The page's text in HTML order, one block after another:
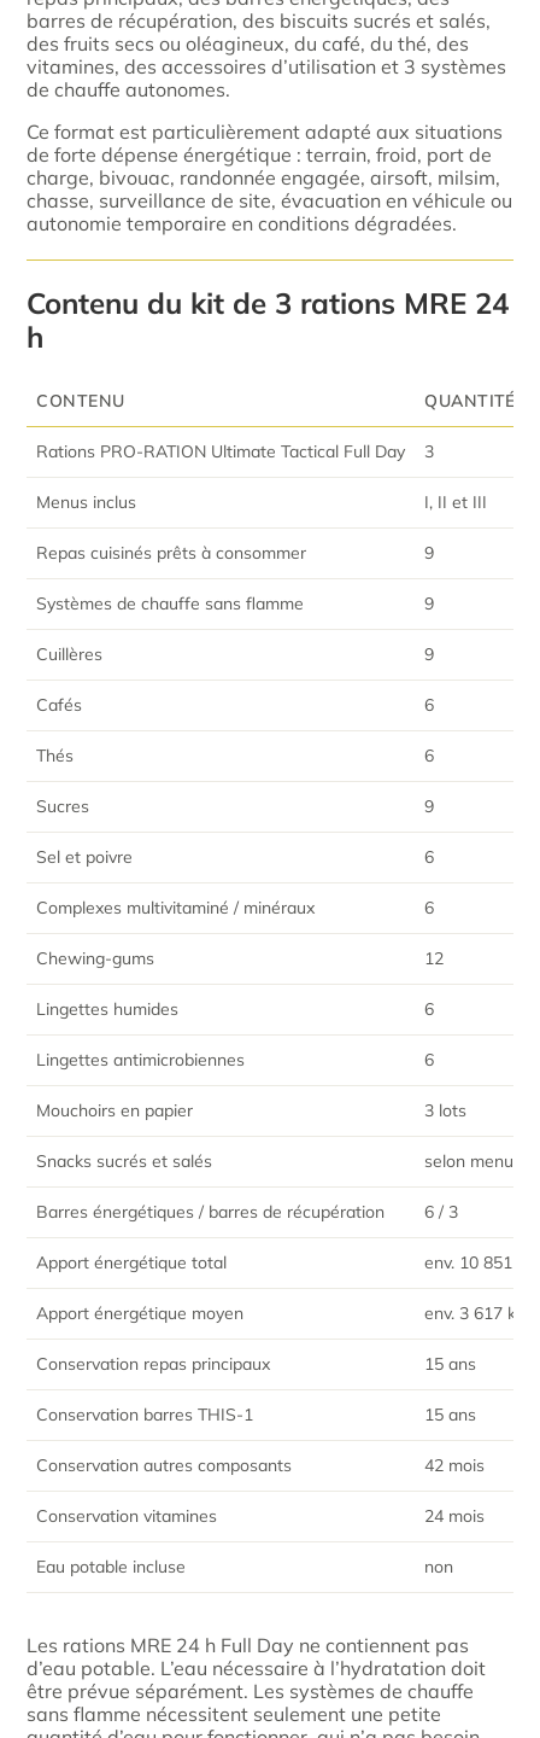
barres de récupération, des biscuits sucrés et salés,
des fruits secs ou oléagineux, du café, du thé, des
vitamines, des accessoires d’utilisation et 3 systèmes
de chauffe autonomes.
Ce format est particulièrement adapté aux situations
de forte dépense énergétique : terrain, froid, port de
charge, bivouac, randonnée engagée, airsoft, milsim,
chasse, surveillance de site, évacuation en véhicule ou
autonomie temporaire en conditions dégradées.
Contenu du kit de 3 rations MRE 24
h
CONTENU QUANTITÉ
Rations PRO-RATION Ultimate Tactical Full Day 3
Menus inclus I, II et III
Repas cuisinés prêts à consommer 9
Systèmes de chauffe sans flamme 9
Cuillères 9
Cafés 6
Thés 6
Sucres 9
Sel et poivre 6
Complexes multivitaminé / minéraux 6
Chewing-gums 12
Lingettes humides 6
Lingettes antimicrobiennes 6
Mouchoirs en papier 3 lots
Snacks sucrés et salés selon menus
Barres énergétiques / barres de récupération 6 / 3
Apport énergétique total env. 10 851
Apport énergétique moyen env. 3 617
Conservation repas principaux 15 ans
Conservation barres THIS-1 15 ans
Conservation autres composants 42 mois
Conservation vitamines 24 mois
Eau potable incluse non
Les rations MRE 24 h Full Day ne contiennent pas
d’eau potable. L’eau nécessaire à l’hydratation doit
être prévue séparément. Les systèmes de chauffe
sans flamme nécessitent seulement une petite